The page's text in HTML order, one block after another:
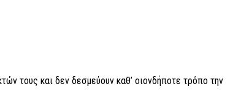
τους και δεν δεσμεύουν καθ’ οιονδήποτε τρόπο την